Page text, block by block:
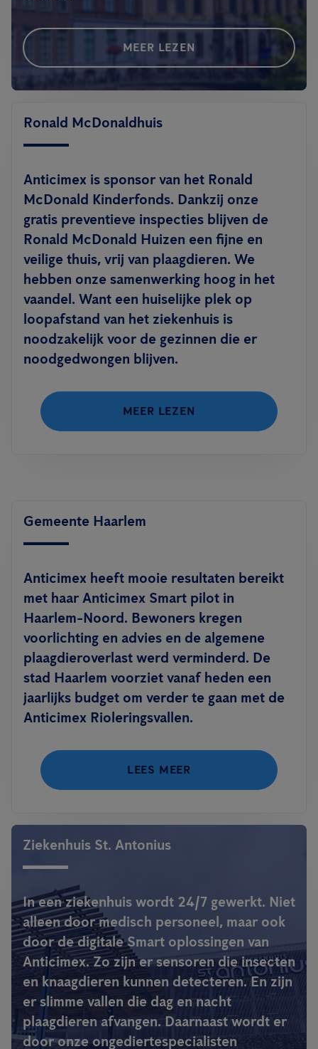
MEER LEZEN
Ronald McDonaldhuis
Anticimex is sponsor van het Ronald
McDonald Kinderfonds. Dankzij onze
gratis preventieve inspecties blijven de
Ronald McDonald Huizen een fijne en
veilige thuis, vrij van plaagdieren. We
hebben onze samenwerking hoog in het
vaandel. Want een huiselijke plek op
loopafstand van het ziekenhuis is
noodzakelijk voor de gezinnen die er
noodgedwongen blijven.
MEER LEZEN
Gemeente Haarlem
Anticimex heeft mooie resultaten bereikt
met haar Anticimex Smart pilot in
Haarlem-Noord. Bewoners kregen
voorlichting en advies en de algemene
plaagdieroverlast werd verminderd. De
stad Haarlem voorziet vanaf heden een
jaarlijks budget om verder te gaan met de
Anticimex Rioleringsvallen.
LEES MEER
Ziekenhuis St. Antonius
In een ziekenhuis wordt 24/7 gewerkt. Niet
alleen door medisch personeel, maar ook
door de digitale Smart oplossingen van
Anticimex. Zo zijn er sensoren die insecten
en knaagdieren kunnen detecteren. En zijn
er slimme vallen die dag en nacht
plaagdieren afvangen. Daarnaast wordt er
door onze ongediertespecialisten